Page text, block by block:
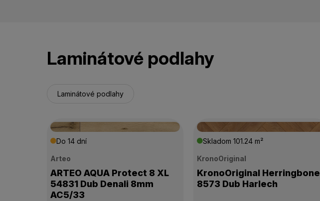
Laminátové podlahy
Laminátové podlahy
Do 14 dní
Arteo
ARTEO AQUA Protect 8 XL
54831 Dub Denali 8mm
AC5/33
Skladom101.24 m²
KronoOriginal
KronoOriginal Herringbone
8573 Dub Harlech